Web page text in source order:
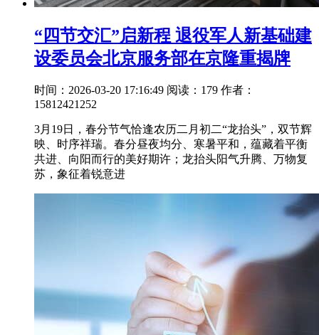
“四节交汇”启新程 退役军人新基础建
设委员会北京服务部在京隆重揭牌
时间：2026-03-20 17:16:49 阅读：179 作者：
15812421252
3月19日，春分节气恰逢农历二月初二“龙抬头”，双节辉
映、时序祥瑞。春分昼夜均分、寒暑平和，蕴藏着平衡
共进、向阳而行的美好期许；龙抬头阳气升腾、万物复
苏，象征着锐意进